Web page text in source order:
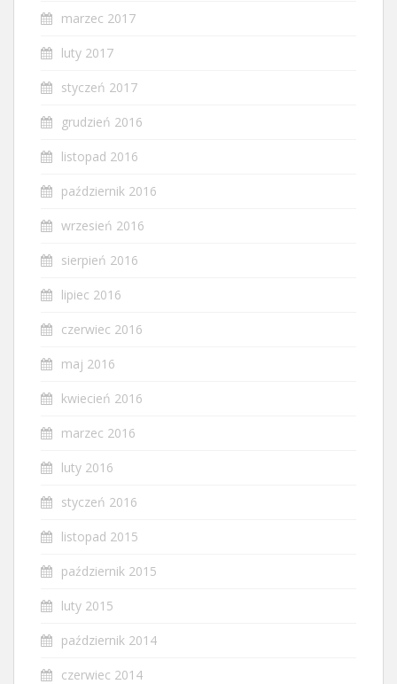
marzec 2017
luty 2017
styczeń 2017
grudzień 2016
listopad 2016
październik 2016
wrzesień 2016
sierpień 2016
lipiec 2016
czerwiec 2016
maj 2016
kwiecień 2016
marzec 2016
luty 2016
styczeń 2016
listopad 2015
październik 2015
luty 2015
październik 2014
czerwiec 2014